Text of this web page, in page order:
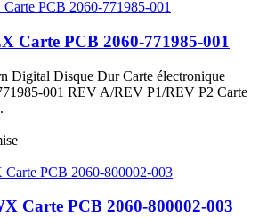
Carte PCB 2060-771985-001
Digital Disque Dur Carte électronique
001 REV A/REV P1/REV P2 Carte
Carte PCB 2060-800002-003